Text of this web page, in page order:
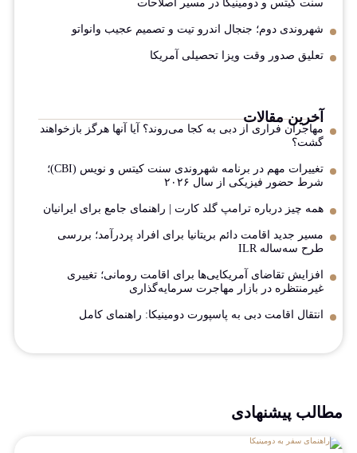
سنت کیتس و دومینیکا در مسیر اصلاحات
شهروندی دوم؛ جنجال اندرو تیت و تصمیم عجیب وانواتو
تعلیق صدور وقت ویزا تحصیلی آمریکا
آخرین مقالات
مهاجران فراری از دبی به کجا می‌روند؟ آیا آنها هرگز بازخواهند
گشت؟
تغییرات مهم در برنامه شهروندی سنت کیتس و نویس (CBI)؛
شرط حضور فیزیکی از سال ۲۰۲۶
همه چیز درباره ترامپ گلد کارت | راهنمای جامع برای ایرانیان
مسیر جدید اقامت دائم بریتانیا برای افراد پردرآمد؛ بررسی
طرح سه‌ساله ILR
افزایش تقاضای آمریکایی‌ها برای اقامت رومانی؛ تغییری
غیرمنتظره در بازار مهاجرت سرمایه‌گذاری
انتقال اقامت دبی به پاسپورت دومینیکا: راهنمای کامل
مطالب پیشنهادی